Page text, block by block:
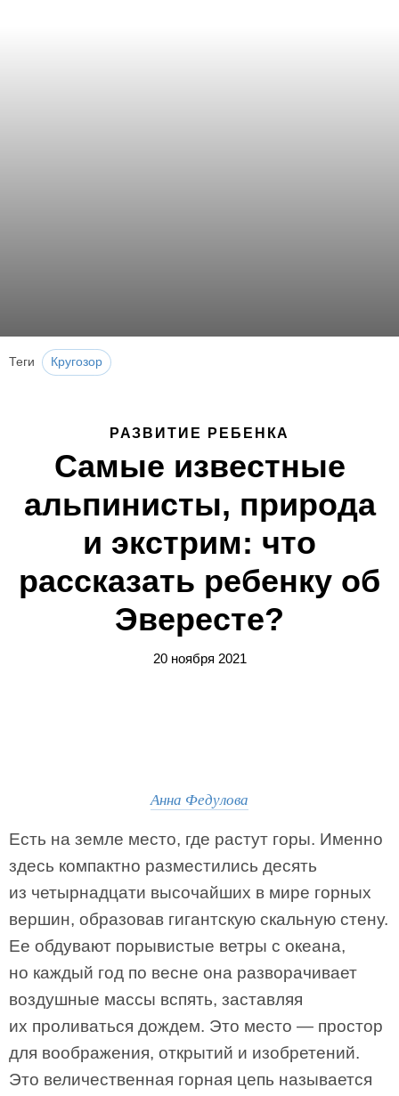
Теги Кругозор
РАЗВИТИЕ РЕБЕНКА
Самые известные
альпинисты, природа
и экстрим: что
рассказать ребенку об
Эвересте?
20 ноября 2021
Анна Федулова
Есть на земле место, где растут горы. Именно
здесь компактно разместились десять
из четырнадцати высочайших в мире горных
вершин, образовав гигантскую скальную стену.
Ее обдувают порывистые ветры с океана,
но каждый год по весне она разворачивает
воздушные массы вспять, заставляя
их проливаться дождем. Это место — простор
для воображения, открытий и изобретений.
Это величественная горная цепь называется